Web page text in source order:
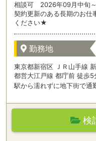
相談可 2026年09月中旬～
契約更新のある長期のお仕
ください★
勤務地
東京都新宿区 ＪＲ山手線
都営大江戸線 都庁前 徒歩5
駅から濡れずに地下街で
検